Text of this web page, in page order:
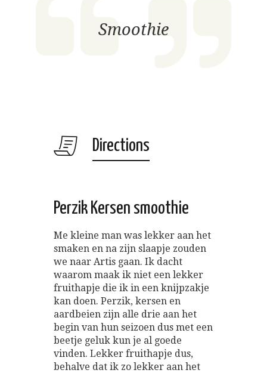
Smoothie
Directions
Perzik Kersen smoothie
Me kleine man was lekker aan het
smaken en na zijn slaapje zouden
we naar Artis gaan. Ik dacht
waarom maak ik niet een lekker
fruithapje die ik in een knijpzakje
kan doen. Perzik, kersen en
aardbeien zijn alle drie aan het
begin van hun seizoen dus met een
beetje geluk kun je al goede
vinden. Lekker fruithapje dus,
behalve dat ik zo lekker aan het